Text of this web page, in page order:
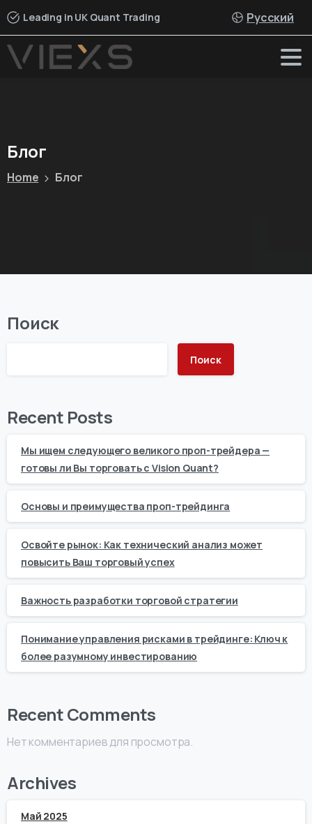
Leading in UK Quant Trading Русский
Блог
Home Блог
Поиск
Поиск
Recent Posts
Мы ищем следующего великого проп-трейдера —
готовы ли Вы торговать с Vision Quant?
Основы и преимущества проп-трейдинга
Освойте рынок: Как технический анализ может
повысить Ваш торговый успех
Важность разработки торговой стратегии
Понимание управления рисками в трейдинге: Ключ к
более разумному инвестированию
Recent Comments
Нет комментариев для просмотра.
Archives
Май 2025